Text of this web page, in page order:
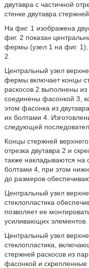
двутавра с частичной
стенке двутавра
На фиг. 1 изображена
фиг. 2 показан
фермы (узел 1 на фиг. 1);
2.
Центральный узел
фермы включает концы
раскосов 2 выполнены
соединены фасонкой 3,
этом фасонка из
их болтами 4.
следующей
Концы стержней
отрезка двутавра 2 и
также накладываются на
болтами 4, при этом
до размеров
Центральный узел
стеклопластика
позволяет ее
усиливающих элементов.
Центральный узел
стеклопластика,
стержней раскосов из
фасонкой и